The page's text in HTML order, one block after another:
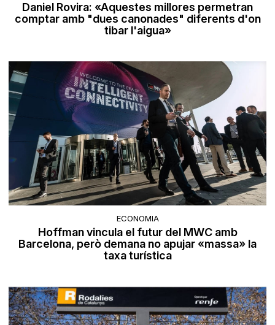
Daniel Rovira: «Aquestes millores permetran
comptar amb "dues canonades" diferents d'on
tibar l'aigua»
ECONOMIA
Hoffman vincula el futur del MWC amb
Barcelona, però demana no apujar «massa» la
taxa turística